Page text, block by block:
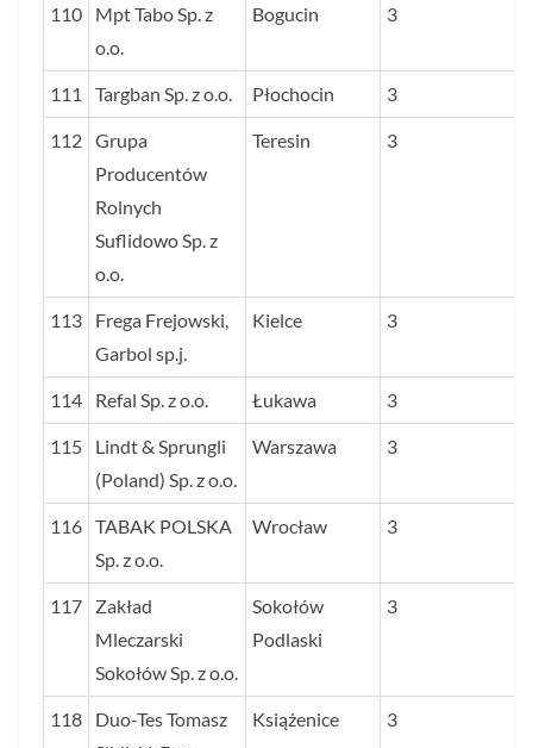
110
Mpt Tabo Sp. z
o.o.
Bogucin 3
111 Targban Sp. z o.o. Płochocin 3
112 Grupa
Producentów
Rolnych
Suflidowo Sp. z
o.o.
Teresin 3
113
Frega Frejowski,
Garbol sp.j.
Kielce 3
114 Refal Sp. z o.o. Łukawa 3
115
Lindt & Sprungli
(Poland) Sp. z o.o.
Warszawa 3
116 TABAK POLSKA
Sp. z o.o.
Wrocław 3
117
Zakład
Mleczarski
Sokołów Sp. z o.o.
Sokołów
Podlaski
3
118
Duo-Tes Tomasz
Książenice 3